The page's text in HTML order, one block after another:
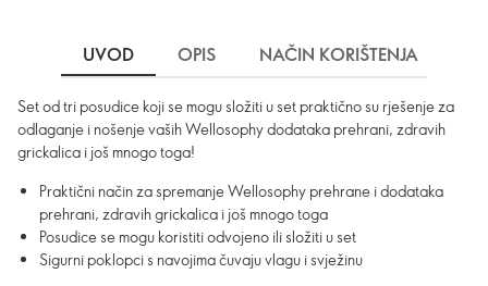
UVOD OPIS NAČIN KORIŠTENJA
Set od tri posudice koji se mogu složiti u set praktično su rješenje za
odlaganje i nošenje vaših Wellosophy dodataka prehrani, zdravih
grickalica i još mnogo toga!
Praktični način za spremanje Wellosophy prehrane i dodataka
prehrani, zdravih grickalica i još mnogo toga
Posudice se mogu koristiti odvojeno ili složiti u set
Sigurni poklopci s navojima čuvaju vlagu i svježinu